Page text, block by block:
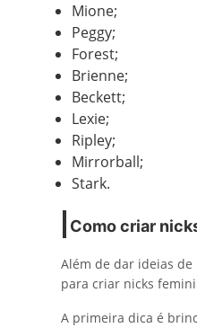
Mione;
Peggy;
Forest;
Brienne;
Beckett;
Lexie;
Ripley;
Mirrorball;
Stark.
Como criar
Além de dar ideias
para criar nicks
A primeira dica é